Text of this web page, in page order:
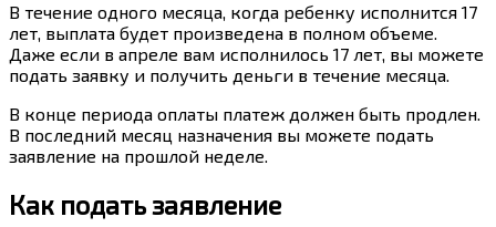
В течение одного месяца, когда ребенку исполнится 17
лет, выплата будет произведена в полном объеме.
Даже если в апреле вам исполнилось 17 лет, вы можете
подать заявку и получить деньги в течение месяца.
В конце периода оплаты платеж должен быть продлен.
В последний месяц назначения вы можете подать
заявление на прошлой неделе.
Как подать заявление